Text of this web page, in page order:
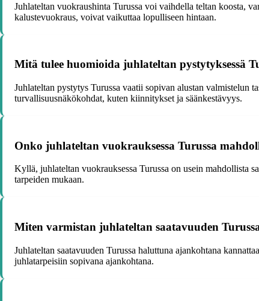
Juhlateltan vuokraushinta Turussa voi vaihdella teltan koosta,
kalustevuokraus, voivat vaikuttaa lopulliseen hintaan.
Mitä tulee huomioida juhlateltan pystytyksessä
Juhlateltan pystytys Turussa vaatii sopivan alustan valmistelun
turvallisuusnäkökohdat, kuten kiinnitykset ja säänkestävyys.
Onko juhlateltan vuokrauksessa Turussa
Kyllä, juhlateltan vuokrauksessa Turussa on usein mahdollista
tarpeiden mukaan.
Miten varmistan juhlateltan saatavuuden
Juhlateltan saatavuuden Turussa haluttuna ajankohtana
juhlatarpeisiin sopivana ajankohtana.